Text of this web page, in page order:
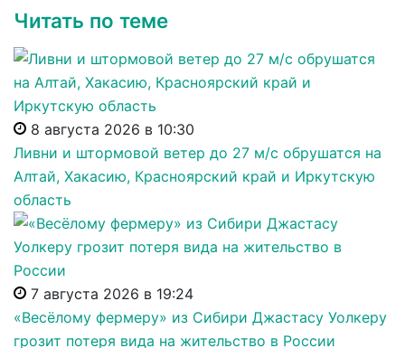
Читать по теме
8 августа 2026 в 10:30
Ливни и штормовой ветер до 27 м/с обрушатся на
Алтай, Хакасию, Красноярский край и Иркутскую
область
7 августа 2026 в 19:24
«Весёлому фермеру» из Сибири Джастасу Уолкеру
грозит потеря вида на жительство в России